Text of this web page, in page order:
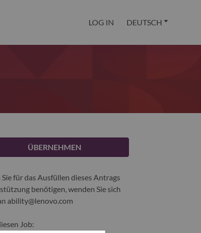
LOG IN DEUTSCH
ÜBERNEHMEN
für das Ausfüllen dieses Antrags
benötigen, wenden Sie sich
ability@lenovo.com
Job: